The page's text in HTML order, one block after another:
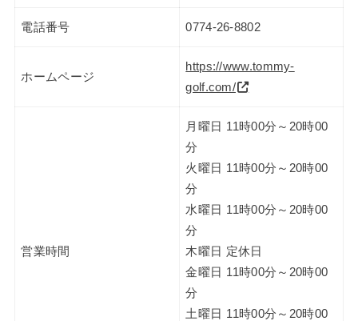
電話番号 0774-26-8802
ホームページ
https://www.tommy-
golf.com/
営業時間
月曜日 11時00分～20時00
分
火曜日 11時00分～20時00
分
水曜日 11時00分～20時00
分
木曜日 定休日
金曜日 11時00分～20時00
分
土曜日 11時00分～20時00